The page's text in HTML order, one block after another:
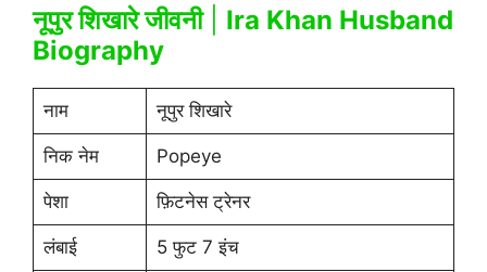
नूपुर शिखारे जीवनी| Ira Khan Husband
Biography
नाम नूपुर शिखारे
निक नेम Popeye
पेशा फ़िटनेस ट्रेनर
लंबाई 5 फुट 7 इंच